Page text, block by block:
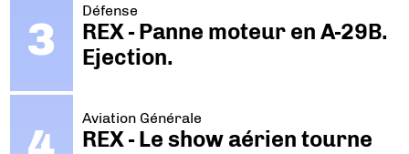
Défense
REX - Panne moteur en A-29B.
Ejection.
Aviation Générale
REX - Le show aérien tourne